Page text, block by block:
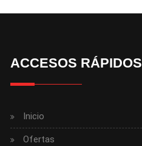
ACCESOS RÁPIDOS
Inicio
Ofertas